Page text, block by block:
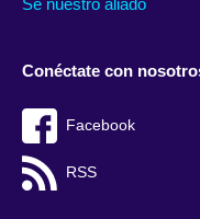
Conéctate con
Facebook
RSS